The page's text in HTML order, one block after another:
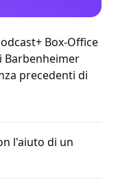
Box-Office
Barbenheimer
precedenti di
l'aiuto di un